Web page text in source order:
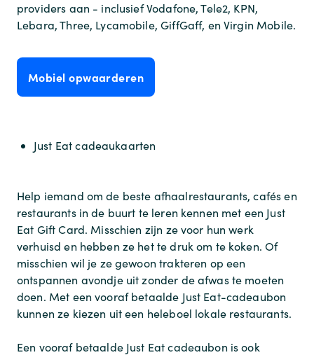
providers aan - inclusief Vodafone, Tele2, KPN,
Lebara, Three, Lycamobile, GiffGaff, en Virgin Mobile.
Mobiel opwaarderen
Just Eat cadeaukaarten
Help iemand om de beste afhaalrestaurants, cafés en
restaurants in de buurt te leren kennen met een Just
Eat Gift Card. Misschien zijn ze voor hun werk
verhuisd en hebben ze het te druk om te koken. Of
misschien wil je ze gewoon trakteren op een
ontspannen avondje uit zonder de afwas te moeten
doen. Met een vooraf betaalde Just Eat-cadeaubon
kunnen ze kiezen uit een heleboel lokale restaurants.
Een vooraf betaalde Just Eat cadeaubon is ook